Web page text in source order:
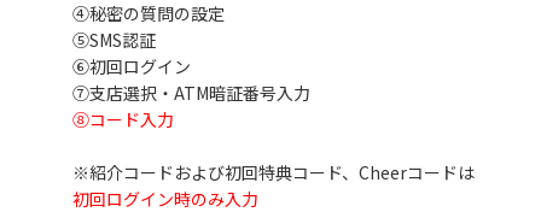
④秘密の質問の設定
⑤SMS認証
⑥初回ログイン
⑦支店選択・ATM暗証番号入力
⑧コード入力
※紹介コードおよび初回特典コード、Cheerコードは
初回ログイン時のみ入力